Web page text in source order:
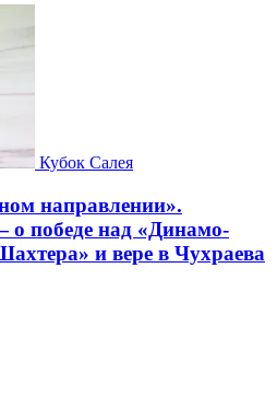
Кубок Салея
направлении».
победе над «Динамо-
и вере в Чухраева